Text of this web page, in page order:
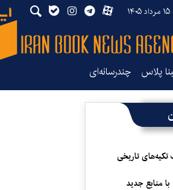
پلاس چندرسانه‌ای
تکیه‌های تاریخی
منابع جدید